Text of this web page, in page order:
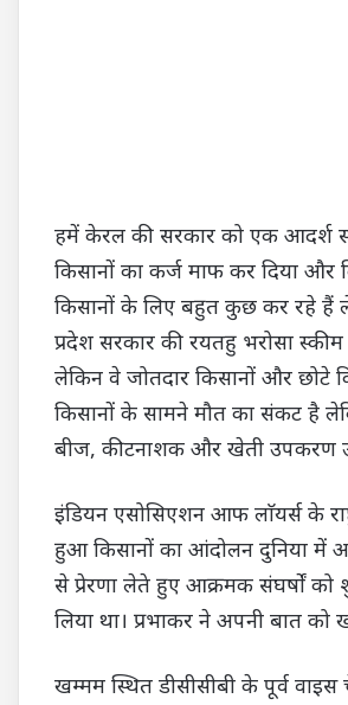
हमें केरल की सरकार को एक आदर्श
किसानों का कर्ज माफ कर दिया और
किसानों के लिए बहुत कुछ कर रहे हैं
प्रदेश सरकार की रयतहु भरोसा
लेकिन वे जोतदार किसानों और छोटे
किसानों के सामने मौत का संकट है
बीज, कीटनाशक और खेती उपकरण
इंडियन एसोसिएशन आफ लाॅयर्स के
हुआ किसानों का आंदोलन दुनिया में
से प्रेरणा लेते हुए आक्रमक संघर्षों को
लिया था। प्रभाकर ने अपनी बात को
खम्मम स्थित डीसीसीबी के पूर्व